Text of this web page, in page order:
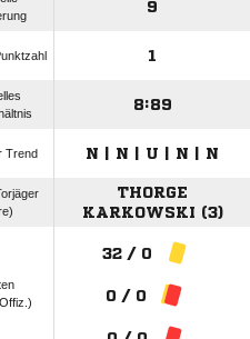
9
1
8:89
Trend N | N | U | N | N
THORGE
KARKOWSKI (3)
32 / 0
0 / 0